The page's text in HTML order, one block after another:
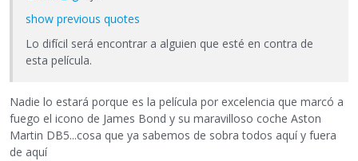
show previous quotes
Lo difícil será encontrar a alguien que esté en contra de
esta película.
Nadie lo estará porque es la película por excelencia que marcó a
fuego el icono de James Bond y su maravilloso coche Aston
Martin DB5...cosa que ya sabemos de sobra todos aquí y fuera
de aquí